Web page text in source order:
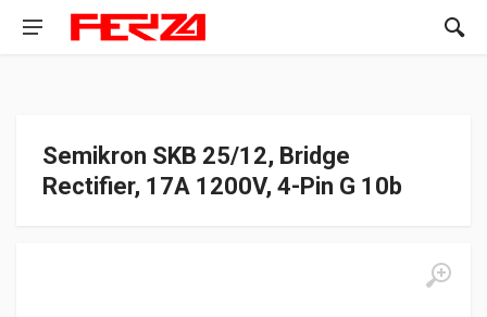
Semikron SKB 25/12, Bridge
Rectifier, 17A 1200V, 4-Pin G 10b